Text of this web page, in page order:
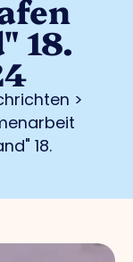
18.
>
18.